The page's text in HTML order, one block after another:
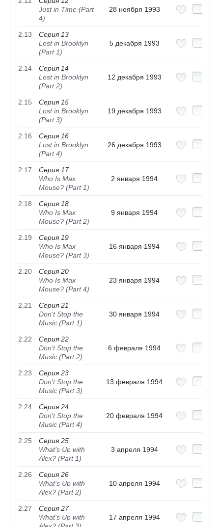
Just in Time (Part
4)
28 ноября 1993
2.13
Серия 13
Lost in Brooklyn
(Part 1)
5 декабря 1993
2.14
Серия 14
Lost in Brooklyn
(Part 2)
12 декабря 1993
2.15
Серия 15
Lost in Brooklyn
(Part 3)
19 декабря 1993
2.16
Серия 16
Lost in Brooklyn
(Part 4)
26 декабря 1993
2.17
Серия 17
Who Is Max
Mouse? (Part 1)
2 января 1994
2.18
Серия 18
Who Is Max
Mouse? (Part 2)
9 января 1994
2.19
Серия 19
Who Is Max
Mouse? (Part 3)
16 января 1994
2.20
Серия 20
Who Is Max
Mouse? (Part 4)
23 января 1994
2.21
Серия 21
Don't Stop the
Music (Part 1)
30 января 1994
2.22
Серия 22
Don't Stop the
Music (Part 2)
6 февраля 1994
2.23
Серия 23
Don't Stop the
Music (Part 3)
13 февраля 1994
2.24
Серия 24
Don't Stop the
Music (Part 4)
20 февраля 1994
2.25
Серия 25
What's Up with
Alex? (Part 1)
3 апреля 1994
2.26
Серия 26
What's Up with
Alex? (Part 2)
10 апреля 1994
2.27
Серия 27
What's Up with
17 апреля 1994